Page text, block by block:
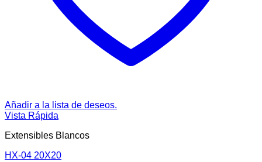
Añadir a la lista de deseos.
Vista Rápida
Extensibles Blancos
HX-04 20X20